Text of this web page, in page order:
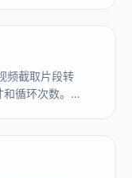
频截取片段转
循环次数。免